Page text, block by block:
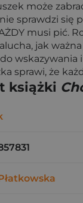
może
sprawdzi się
musi pić.
jak
sprawi, że
książki